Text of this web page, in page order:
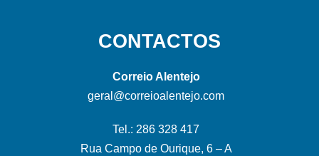
CONTACTOS
Correio Alentejo
geral@correioalentejo.com
Tel.: 286 328 417
Rua Campo de Ourique, 6 – A